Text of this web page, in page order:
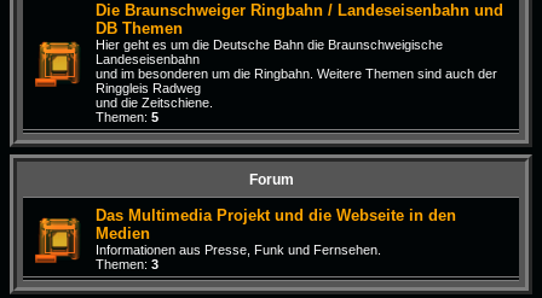
Die Braunschweiger Ringbahn / Landeseisenbahn und
DB Themen
Hier geht es um die Deutsche Bahn die Braunschweigische
Landeseisenbahn
und im besonderen um die Ringbahn. Weitere Themen sind auch der
Ringgleis Radweg
und die Zeitschiene.
Themen: 5
Forum
Das Multimedia Projekt und die Webseite in den
Medien
Informationen aus Presse, Funk und Fernsehen.
Themen: 3